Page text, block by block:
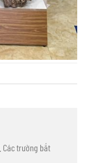
Các trường bắt